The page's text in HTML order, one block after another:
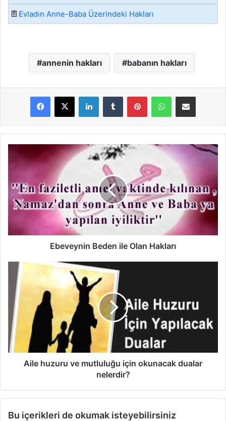
Evladın Anne-Baba Üzerindeki Hakları
annenin hakları babanın hakları
LinkedInTumblr PinterestWhatsAppE-Posta ile paylaş
Beden
Olan
Hakları
Ebeveynin Beden ile Olan Hakları
Aile
huzuru
mutluluğu
için
okunacak
dualar
nelerdir?
Aile huzuru ve mutluluğu için okunacak dualar
nelerdir?
Bu içerikleri de okumak isteyebilirsiniz